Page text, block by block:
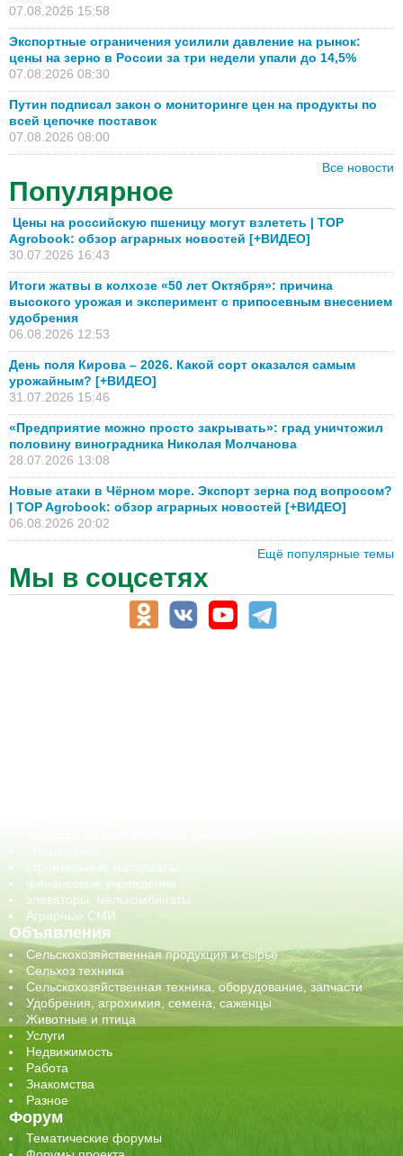
07.08.2026 15:58
Экспортные ограничения усилили давление на рынок:
цены на зерно в России за три недели упали до 14,5%
07.08.2026 08:30
Путин подписал закон о мониторинге цен на продукты по
всей цепочке поставок
07.08.2026 08:00
Все новости
Популярное
Цены на российскую пшеницу могут взлететь | TOP
Agrobook: обзор аграрных новостей [+ВИДЕО]
30.07.2026 16:43
Итоги жатвы в колхозе «50 лет Октября»: причина
высокого урожая и эксперимент с припосевным внесением
удобрения
06.08.2026 12:53
День поля Кирова – 2026. Какой сорт оказался самым
урожайным? [+ВИДЕО]
31.07.2026 15:46
«Предприятие можно просто закрывать»: град уничтожил
половину виноградника Николая Молчанова
28.07.2026 13:08
Новые атаки в Чёрном море. Экспорт зерна под вопросом?
| TOP Agrobook: обзор аграрных новостей [+ВИДЕО]
06.08.2026 20:02
Ещё популярные темы
Мы в соцсетях
строительные материалы
финансовые учреждения
элеваторы, мелькомбинаты
Аграрные СМИ
Объявления
Сельскохозяйственная продукция и сырье
Сельхоз техника
Сельскохозяйственная техника, оборудование, запчасти
Удобрения, агрохимия, семена, саженцы
Животные и птица
Услуги
Недвижимость
Работа
Знакомства
Разное
Форум
Тематические форумы